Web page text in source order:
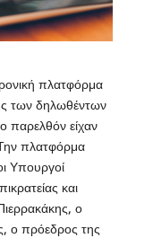
πλατφόρμα
των δηλωθέντων
παρελθόν είχαν
πλατφόρμα
Υπουργοί
και
ο
ο πρόεδρος της